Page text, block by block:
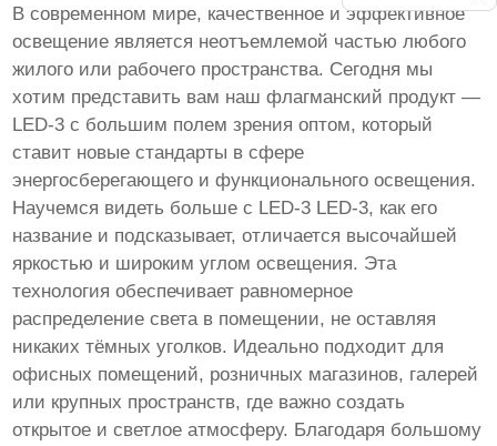
В современном мире, качественное и эффективное
освещение является неотъемлемой частью любого
жилого или рабочего пространства. Сегодня мы
хотим представить вам наш флагманский продукт —
LED-3 с большим полем зрения оптом, который
ставит новые стандарты в сфере
энергосберегающего и функционального освещения.
Научемся видеть больше с LED-3 LED-3, как его
название и подсказывает, отличается высочайшей
яркостью и широким углом освещения. Эта
технология обеспечивает равномерное
распределение света в помещении, не оставляя
никаких тёмных уголков. Идеально подходит для
офисных помещений, розничных магазинов, галерей
или крупных пространств, где важно создать
открытое и светлое атмосферу. Благодаря большому